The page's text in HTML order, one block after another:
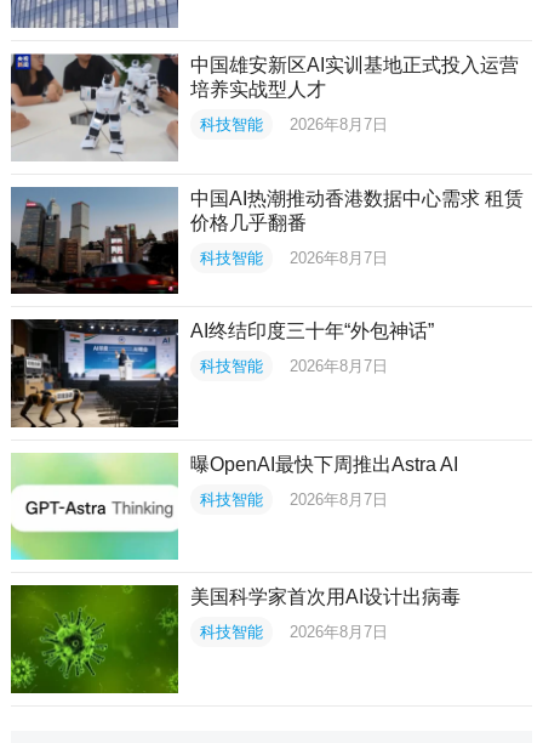
中国雄安新区AI实训基地正式投入运营
培养实战型人才
科技智能 2026年8月7日
中国AI热潮推动香港数据中心需求 租赁
价格几乎翻番
科技智能 2026年8月7日
AI终结印度三十年“外包神话”
科技智能 2026年8月7日
曝OpenAI最快下周推出Astra AI
科技智能 2026年8月7日
美国科学家首次用AI设计出病毒
科技智能 2026年8月7日